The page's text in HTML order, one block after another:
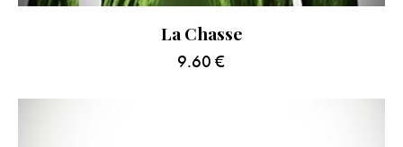
La Chasse
9.60 €